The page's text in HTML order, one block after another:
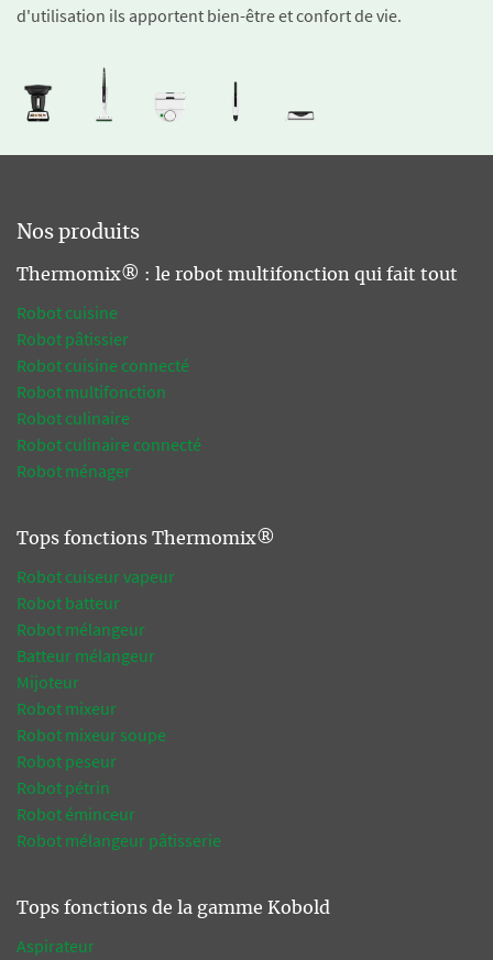
d'utilisation ils apportent bien-être et confort de vie.
Nos produits
Thermomix® : le robot multifonction qui fait tout
Robot cuisine
Robot pâtissier
Robot cuisine connecté
Robot multifonction
Robot culinaire
Robot culinaire connecté
Robot ménager
Tops fonctions Thermomix®
Robot cuiseur vapeur
Robot batteur
Robot mélangeur
Batteur mélangeur
Mijoteur
Robot mixeur
Robot mixeur soupe
Robot peseur
Robot pétrin
Robot éminceur
Robot mélangeur pâtisserie
Tops fonctions de la gamme Kobold
Aspirateur